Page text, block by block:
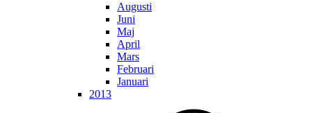
Augusti
Juni
Maj
April
Mars
Februari
Januari
2013